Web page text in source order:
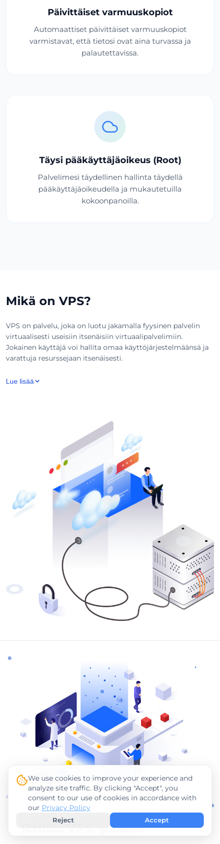
Päivittäiset varmuuskopiot
Automaattiset päivittäiset varmuuskopiot
varmistavat, että tietosi ovat aina turvassa ja
palautettavissa.
Täysi pääkäyttäjäoikeus (Root)
Palvelimesi täydellinen hallinta täydellä
pääkäyttäjäoikeudella ja mukautetuilla
kokoonpanoilla.
Mikä on VPS?
VPS on palvelu, joka on luotu jakamalla fyysinen palvelin
virtuaalisesti useisiin itsenäisiin virtuaalipalvelimiin.
Jokainen käyttäjä voi hallita omaa käyttöjärjestelmäänsä ja
varattuja resurssejaan itsenäisesti.
Lue lisää
Rabisu VPS -paketit
We use cookies to improve your experience and
analyze site traffic. By clicking "Accept", you
consent to our use of cookies in accordance with
our Privacy Policy
Reject Accept